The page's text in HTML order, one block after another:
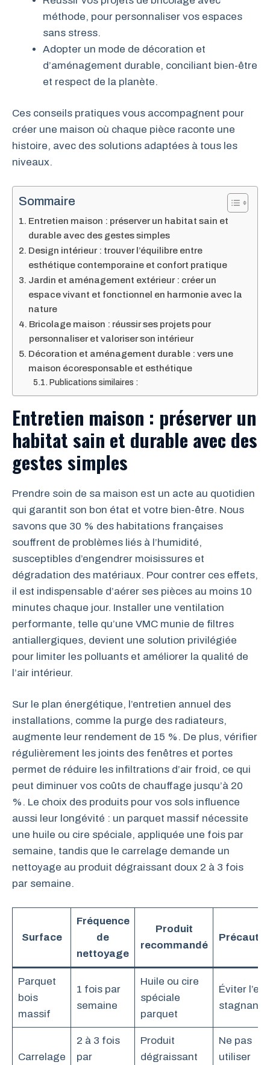
méthode, pour personnaliser vos espaces
sans stress.
Adopter un mode de décoration et
d’aménagement durable, conciliant bien-être
et respect de la planète.
Ces conseils pratiques vous accompagnent pour
créer une maison où chaque pièce raconte une
histoire, avec des solutions adaptées à tous les
niveaux.
Sommaire
Entretien maison : préserver un habitat sain et
durable avec des gestes simples
Design intérieur : trouver l’équilibre entre
esthétique contemporaine et confort pratique
Jardin et aménagement extérieur : créer un
espace vivant et fonctionnel en harmonie avec la
nature
Bricolage maison : réussir ses projets pour
personnaliser et valoriser son intérieur
Décoration et aménagement durable : vers une
maison écoresponsable et esthétique
Publications similaires :
Entretien maison : préserver un
habitat sain et durable avec des
gestes simples
Prendre soin de sa maison est un acte au quotidien
qui garantit son bon état et votre bien-être. Nous
savons que 30 % des habitations françaises
souffrent de problèmes liés à l’humidité,
susceptibles d’engendrer moisissures et
dégradation des matériaux. Pour contrer ces effets,
il est indispensable d’aérer ses pièces au moins 10
minutes chaque jour. Installer une ventilation
performante, telle qu’une VMC munie de filtres
antiallergiques, devient une solution privilégiée
pour limiter les polluants et améliorer la qualité de
l’air intérieur.
Sur le plan énergétique, l’entretien annuel des
installations, comme la purge des radiateurs,
augmente leur rendement de 15 %. De plus, vérifier
régulièrement les joints des fenêtres et portes
permet de réduire les infiltrations d’air froid, ce qui
peut diminuer vos coûts de chauffage jusqu’à 20
%. Le choix des produits pour vos sols influence
aussi leur longévité : un parquet massif nécessite
une huile ou cire spéciale, appliquée une fois par
semaine, tandis que le carrelage demande un
nettoyage au produit dégraissant doux 2 à 3 fois
par semaine.
Surface
Fréquence
de
nettoyage
Produit
recommandé
Parquet
bois
massif
1 fois par
semaine
Huile ou cire
spéciale
parquet
Éviter
stagnante
Carrelage
2 à 3 fois
par
Produit
dégraissant
Ne pas
utiliser